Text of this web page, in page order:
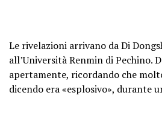
Le rivelazioni arrivano da Di
all’Università Renmin di Pechino.
apertamente, ricordando che
dicendo era «esplosivo», durante